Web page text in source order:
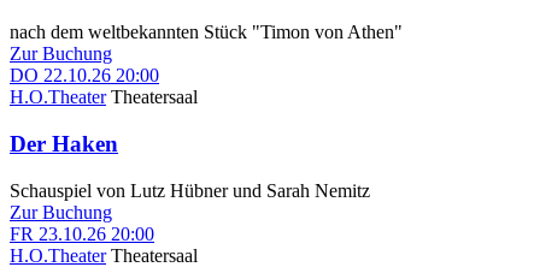
nach dem weltbekannten Stück "Timon von Athen"
Zur Buchung
DO 22.10.26 20:00
H.O.Theater Theatersaal
Der Haken
Schauspiel von Lutz Hübner und Sarah Nemitz
Zur Buchung
FR 23.10.26 20:00
H.O.Theater Theatersaal